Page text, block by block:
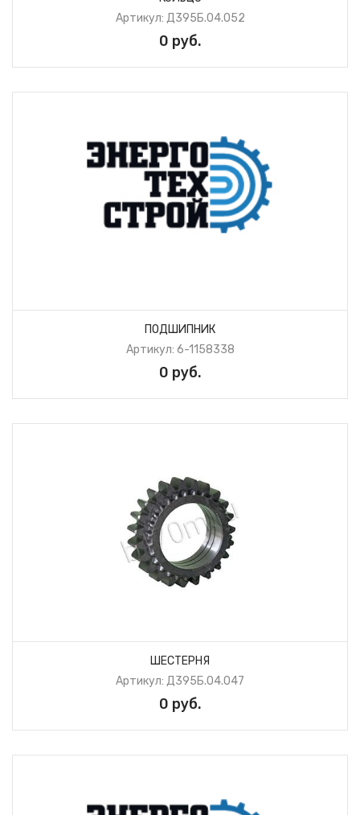
Артикул: Д395Б.04.052
0 руб.
ПОДШИПНИК
Артикул: 6-1158338
0 руб.
ШЕСТЕРНЯ
Артикул: Д395Б.04.047
0 руб.